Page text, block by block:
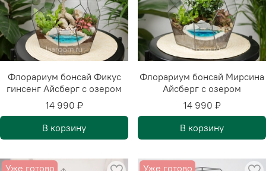
Флорариум бонсай Фикус
гинсенг Айсберг с озером
14 990 ₽
В корзину
Флорариум бонсай Мирсина
Айсберг с озером
14 990 ₽
В корзину
Уже готово Уже готово